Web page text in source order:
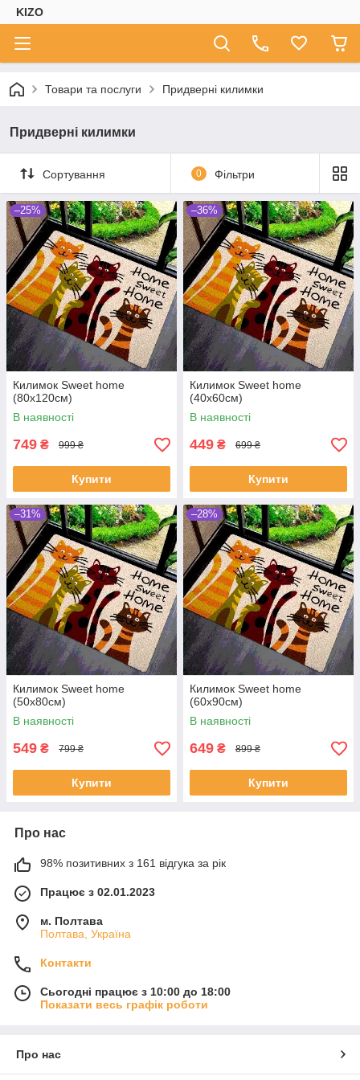
KIZO
Товари та послуги Придверні килимки
Придверні килимки
Сортування 0 Фільтри
–25%
Килимок Sweet home
(80х120см)
В наявності
749 ₴ 999 ₴
Купити
–36%
Килимок Sweet home
(40х60см)
В наявності
449 ₴ 699 ₴
Купити
–31%
Килимок Sweet home
(50х80см)
В наявності
549 ₴ 799 ₴
Купити
–28%
Килимок Sweet home
(60х90см)
В наявності
649 ₴ 899 ₴
Купити
Про нас
98% позитивних з 161 відгука за рік
Працює з 02.01.2023
м. Полтава
Полтава, Україна
Контакти
Сьогодні працює з 10:00 до 18:00
Показати весь графік роботи
Про нас